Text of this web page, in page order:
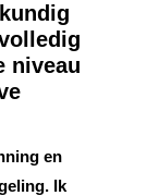
niveau
en
Ik